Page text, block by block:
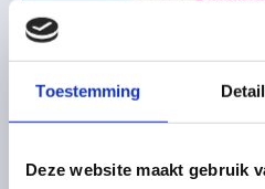
Toestemming
Deze website maakt gebruik